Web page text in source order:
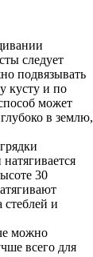
следует
подвязывать
кусту и по
может
в землю,
30
и
можно
всего для